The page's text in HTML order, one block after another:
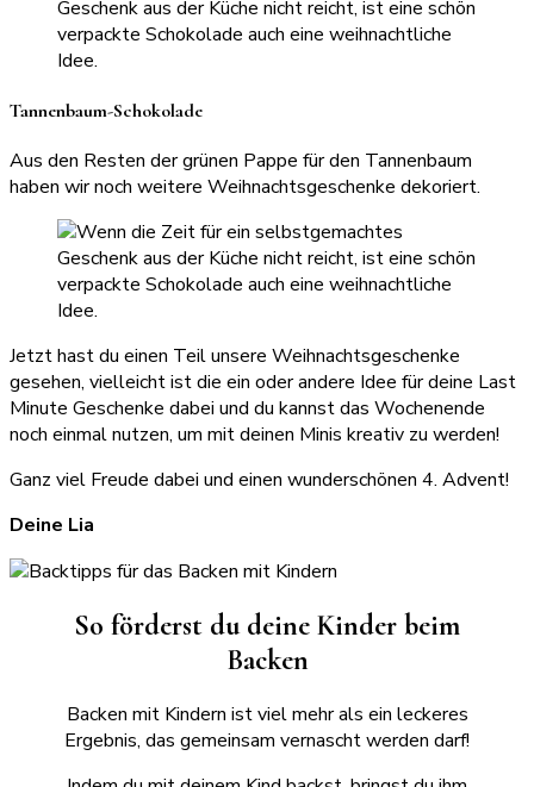
Tannenbaum-Schokolade
Aus den Resten der grünen Pappe für den Tannenbaum
haben wir noch weitere Weihnachtsgeschenke dekoriert.
Jetzt hast du einen Teil unsere Weihnachtsgeschenke
gesehen, vielleicht ist die ein oder andere Idee für deine Last
Minute Geschenke dabei und du kannst das Wochenende
noch einmal nutzen, um mit deinen Minis kreativ zu werden!
Ganz viel Freude dabei und einen wunderschönen 4. Advent!
Deine Lia
So förderst du deine Kinder beim
Backen
Backen mit Kindern ist viel mehr als ein leckeres
Ergebnis, das gemeinsam vernascht werden darf!